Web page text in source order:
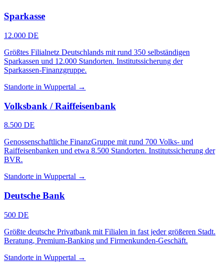
Sparkasse
12.000 DE
Größtes Filialnetz Deutschlands mit rund 350 selbständigen
Sparkassen und 12.000 Standorten. Institutssicherung der
Sparkassen-Finanzgruppe.
Standorte in Wuppertal →
Volksbank / Raiffeisenbank
8.500 DE
Genossenschaftliche FinanzGruppe mit rund 700 Volks- und
Raiffeisenbanken und etwa 8.500 Standorten. Institutssicherung der
BVR.
Standorte in Wuppertal →
Deutsche Bank
500 DE
Größte deutsche Privatbank mit Filialen in fast jeder größeren Stadt.
Beratung, Premium-Banking und Firmenkunden-Geschäft.
Standorte in Wuppertal →